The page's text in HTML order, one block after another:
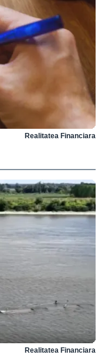
Realitatea Financiara
Realitatea Financiara